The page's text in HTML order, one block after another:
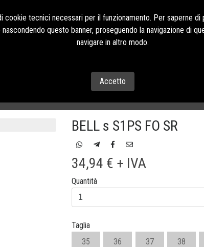
Contatti
BELL s S1PS FO SR
34,94 € + IVA
Quantità
Taglia
35
36 37 38
cookie tecnici necessari per il funzionamento. Per saperne di
questo banner, proseguendo la navigazione di
navigare in altro modo.
Accetto